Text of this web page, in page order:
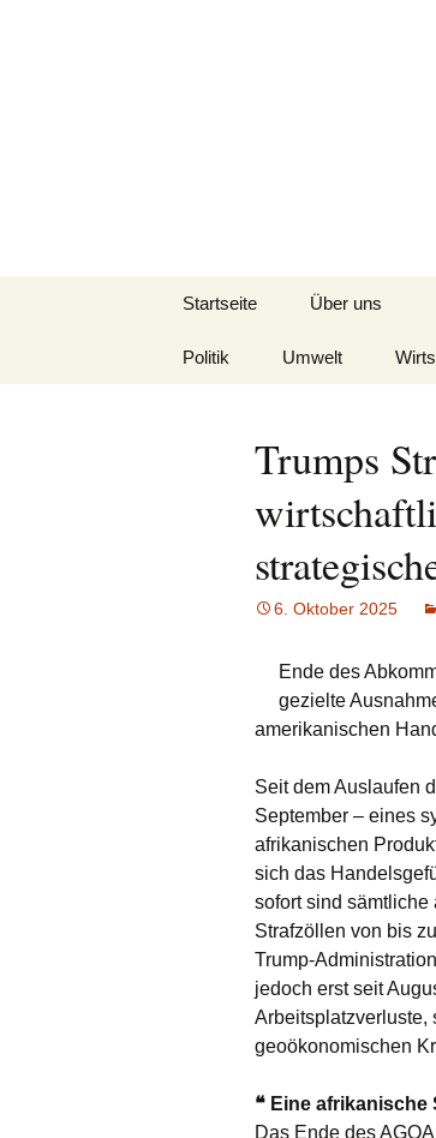
Startseite Über uns
Politik Umwelt
Trumps
6. Oktober 2025
Ende des
gezielte
amerikanischen
Seit dem Auslaufen
September – eines
afrikanischen
sich das
sofort sind
Strafzöllen von bis
Trump-
jedoch erst seit
Arbeitsplatzverluste,
geoökonomischen
❝ Eine afrikanische
Das Ende des